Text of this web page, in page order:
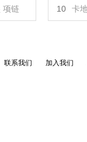
项链 10 卡
联系我们 加入我们